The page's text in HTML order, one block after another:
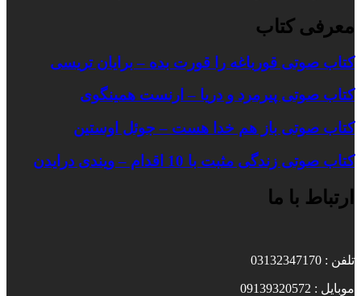
معرفی کتاب
کتاب صوتی قورباغه را قورت بده – برایان تریسی
کتاب صوتی پیرمرد و دریا – ارنست همینگوی
کتاب صوتی باز هم خدا هست – جوئل اوستین
کتاب صوتی زندگی مثبت با 10 اقدام – ویندی درایدن
ارتباط با ما
تلفن : 03132347170
موبایل : 09139320572